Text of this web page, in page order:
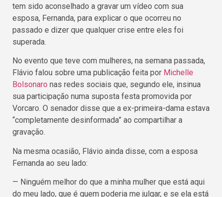
tem sido aconselhado a gravar um vídeo com sua
esposa, Fernanda, para explicar o que ocorreu no
passado e dizer que qualquer crise entre eles foi
superada.
No evento que teve com mulheres, na semana passada,
Flávio falou sobre uma publicação feita por Michelle
Bolsonaro nas redes sociais que, segundo ele, insinua
sua participação numa suposta festa promovida por
Vorcaro. O senador disse que a ex-primeira-dama estava
“completamente desinformada” ao compartilhar a
gravação.
Na mesma ocasião, Flávio ainda disse, com a esposa
Fernanda ao seu lado:
— Ninguém melhor do que a minha mulher que está aqui
do meu lado, que é quem poderia me julgar, e se ela está